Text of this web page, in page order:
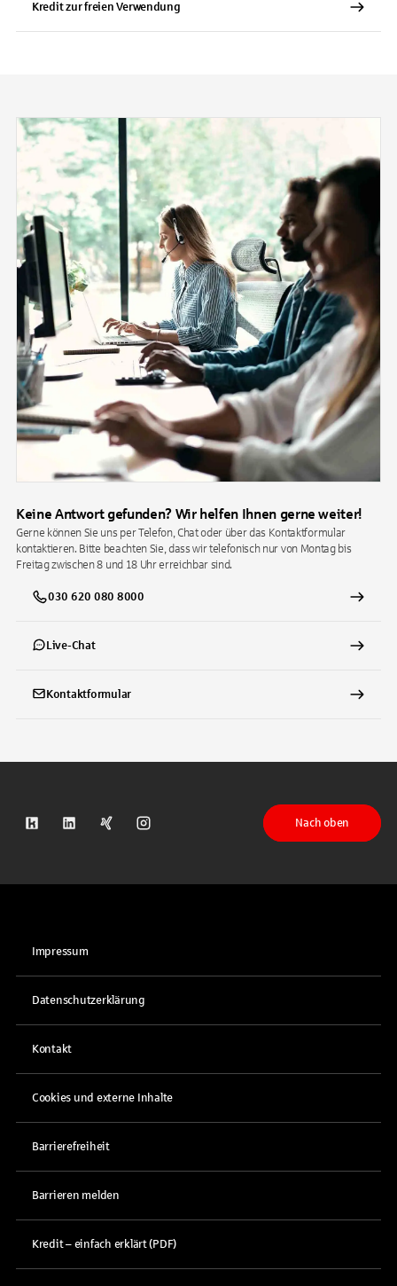
Kredit zur freien Verwendung
Keine Antwort gefunden? Wir helfen Ihnen gerne weiter!
Gerne können Sie uns per Telefon, Chat oder über das Kontaktformular
kontaktieren. Bitte beachten Sie, dass wir telefonisch nur von Montag bis
Freitag zwischen 8 und 18 Uhr erreichbar sind.
030 620 080 8000
Live-Chat
Kontaktformular
S-Kreditpartner auf Kununu
S-Kreditpartner auf LinkedIn
S-Kreditpartner auf Xing
S-Kreditpartner auf Instagram
Nach oben
Impressum
Datenschutzerklärung
Kontakt
Cookies und externe Inhalte
Barrierefreiheit
Barrieren melden
Kredit – einfach erklärt (PDF)